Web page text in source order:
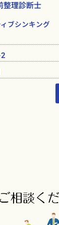
整理診断士
ブシンキング